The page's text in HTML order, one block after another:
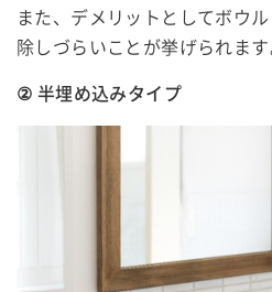
また、デメリットとしてボウ
除しづらいことが挙げられます
② 半埋め込みタイプ